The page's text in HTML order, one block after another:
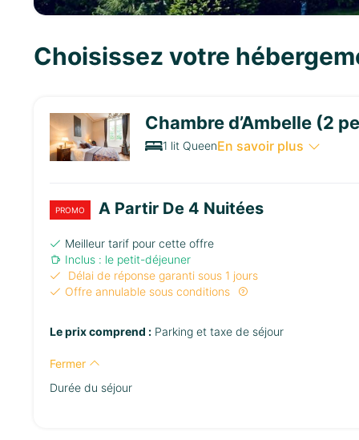
Choisissez votre
Chambre d’Ambelle (2
1 lit QueenEn savoir plus
PROMO A Partir De 4 Nuitées
Meilleur tarif pour cette offre
Inclus : le petit-déjeuner
Délai de réponse garanti sous 1 jours
Offre annulable sous conditions
Le prix comprend : Parking et taxe de séjour
Fermer
Durée du séjour